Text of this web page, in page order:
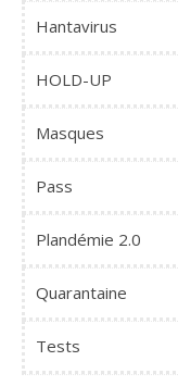
Hantavirus
HOLD-UP
Masques
Pass
Plandémie 2.0
Quarantaine
Tests